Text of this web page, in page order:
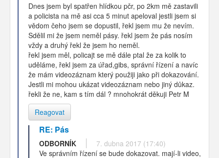
Dnes jsem byl spatřen hlídkou pčr, po 2km mě zastavili
a policista na mě asi cca 5 minut apeloval jestli jsem si
vědom čeho jsem se dopustil, řekl jsem mu že nevím.
Sdělil mi že jsem neměl pásy. řekl jsem že pás nosím
vždy a druhý řekl že jsem ho neměl.
řekl jsem měl, policajt se mě dále ptal že za kolik to
uděláme, řekl jsem za úřad,gibs, správní řízení a navíc
že mám videozáznam který použiji jako při dokazování.
Jestli mi mohou ukázat videozáznam nebo jiný důkaz.
řekli že ne, kam s tím dál ? mnohokrát děkuji Petr M
Reagovat
RE: Pás
ODBORNÍK
7. dubna 2017 (17:40)
Ve správním řízení se bude dokazovat. mají-li video,